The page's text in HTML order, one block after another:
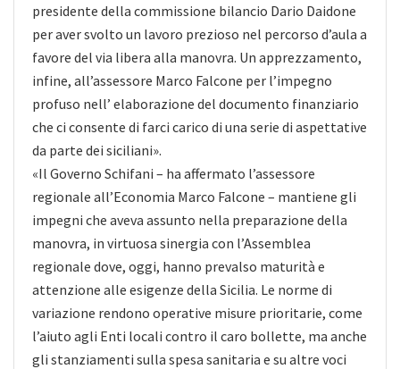
presidente della commissione bilancio Dario Daidone
per aver svolto un lavoro prezioso nel percorso d’aula a
favore del via libera alla manovra. Un apprezzamento,
infine, all’assessore Marco Falcone per l’impegno
profuso nell’ elaborazione del documento finanziario
che ci consente di farci carico di una serie di aspettative
da parte dei siciliani».
«Il Governo Schifani – ha affermato l’assessore
regionale all’Economia Marco Falcone – mantiene gli
impegni che aveva assunto nella preparazione della
manovra, in virtuosa sinergia con l’Assemblea
regionale dove, oggi, hanno prevalso maturità e
attenzione alle esigenze della Sicilia. Le norme di
variazione rendono operative misure prioritarie, come
l’aiuto agli Enti locali contro il caro bollette, ma anche
gli stanziamenti sulla spesa sanitaria e su altre voci